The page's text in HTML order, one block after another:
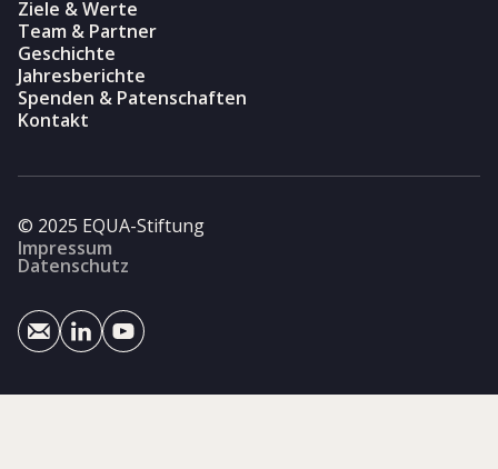
Ziele & Werte
Team & Partner
Geschichte
Jahresberichte
Spenden & Patenschaften
Kontakt
© 2025 EQUA-Stiftung
Impressum
Datenschutz